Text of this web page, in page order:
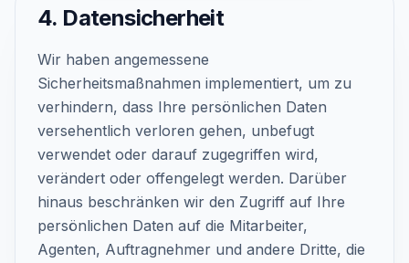
4. Datensicherheit
Wir haben angemessene
Sicherheitsmaßnahmen implementiert, um zu
verhindern, dass Ihre persönlichen Daten
versehentlich verloren gehen, unbefugt
verwendet oder darauf zugegriffen wird,
verändert oder offengelegt werden. Darüber
hinaus beschränken wir den Zugriff auf Ihre
persönlichen Daten auf die Mitarbeiter,
Agenten, Auftragnehmer und andere Dritte, die